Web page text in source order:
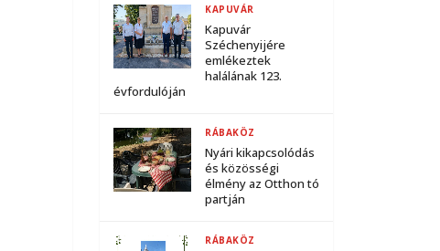
Kapuvár
Széchenyijére
emlékeztek
halálának 123.
évfordulóján
KAPUVÁR
Nyári kikapcsolódás
és közösségi
élmény az Otthon tó
partján
RÁBAKÖZ
RÁBAKÖZ